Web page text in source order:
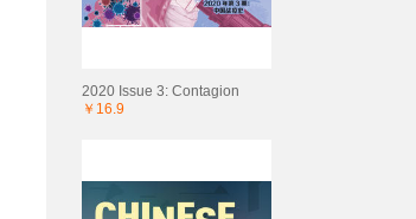
2020 Issue 3: Contagion
￥16.9